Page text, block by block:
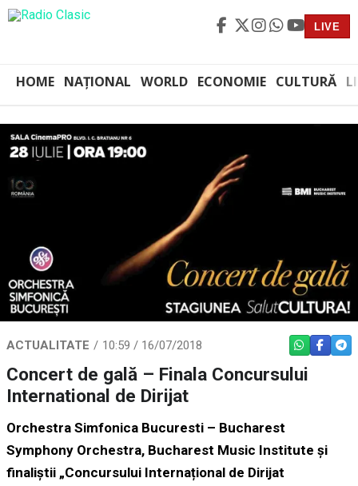
LIVE
HOME NAȚIONAL WORLD ECONOMIE CULTURĂ
ACTUALITATE 10:59 / 16/07/2018 WHATSAPP
Concert de gală – Finala Concursului
International de Dirijat
Orchestra Simfonica Bucuresti – Bucharest
Symphony Orchestra, Bucharest Music Institute și
finaliștii „Concursului Internațional de Dirijat